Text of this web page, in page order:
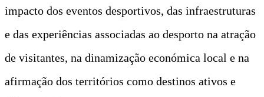
impacto dos eventos desportivos, das infraestruturas
e das experiências associadas ao desporto na atração
de visitantes, na dinamização económica local e na
afirmação dos territórios como destinos ativos e